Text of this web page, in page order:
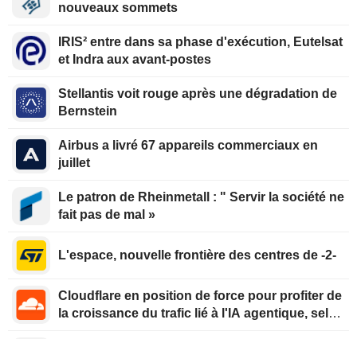
nouveaux sommets
IRIS² entre dans sa phase d'exécution, Eutelsat
et Indra aux avant-postes
Stellantis voit rouge après une dégradation de
Bernstein
Airbus a livré 67 appareils commerciaux en
juillet
Le patron de Rheinmetall : " Servir la société ne
fait pas de mal »
L'espace, nouvelle frontière des centres de -2-
Cloudflare en position de force pour profiter de
la croissance du trafic lié à l'IA agentique, selon